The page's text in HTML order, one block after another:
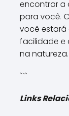
encontrar a
para você.
você estará
facilidade e
na
```
Links